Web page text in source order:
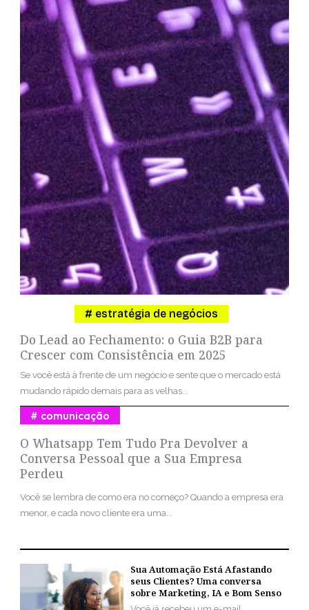
Do Lead ao Fechamento: o Guia B2B para
Crescer com Consistência em 2025
estratégia de negócios
Se você está à frente de um negócio e sente que o mercado está
mudando rápido demais para as velhas...
O Whatsapp Tem Tudo Pra Devolver a
Conversa Pessoal que a Sua Empresa
Perdeu
comunicação
Você se lembra de como era no começo? Quando a empresa era
menor, e cada novo cliente era uma...
Sua Automação Está Afastando
seus Clientes? Uma conversa
sobre Marketing, IA e Bom Senso